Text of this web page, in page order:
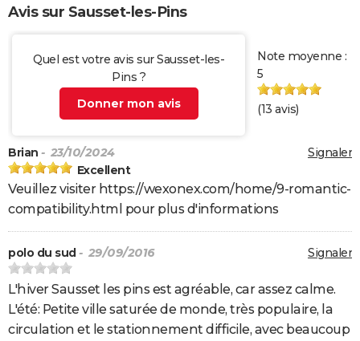
Avis sur Sausset-les-Pins
Quel est votre avis sur Sausset-les-
Pins ?
Donner mon avis
Note moyenne :
5
(13 avis)
Signaler
Brian - 23/10/2024
Excellent
Veuillez visiter https://wexonex.com/home/9-romantic-
compatibility.html pour plus d'informations
Signaler
polo du sud - 29/09/2016
L'hiver Sausset les pins est agréable, car assez calme.
L'été: Petite ville saturée de monde, très populaire, la
circulation et le stationnement difficile, avec beaucoup